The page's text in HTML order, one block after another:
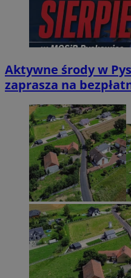
Aktywne środy w
zaprasza na